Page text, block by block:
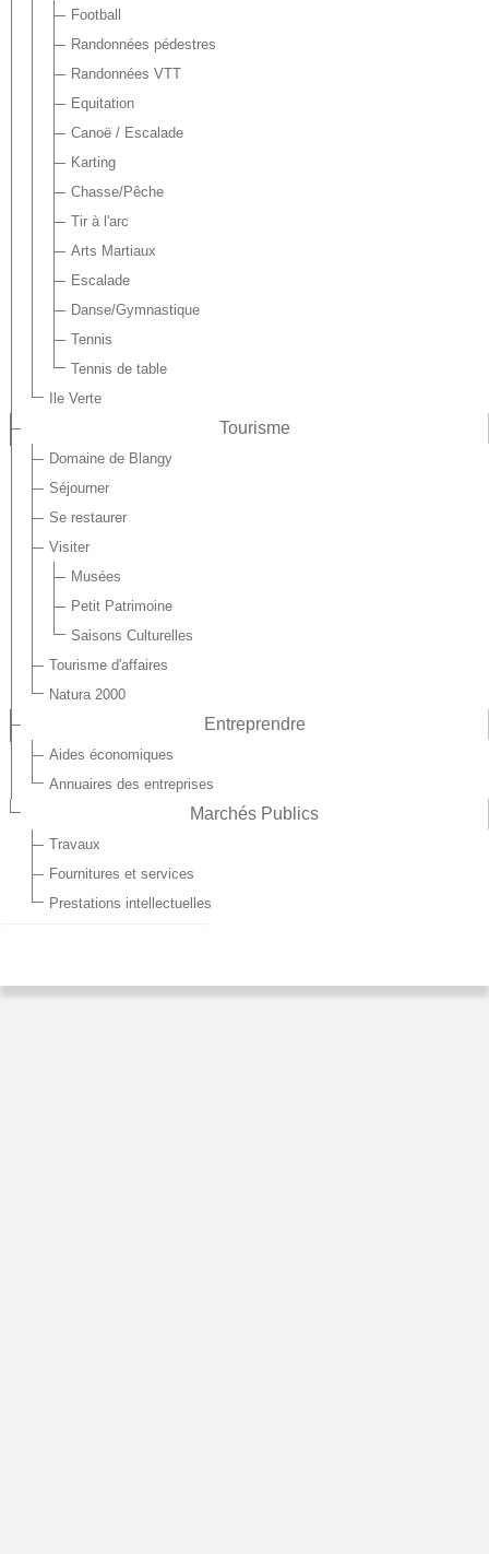
Football
Randonnées pédestres
Randonnées VTT
Equitation
Canoë / Escalade
Karting
Chasse/Pêche
Tir à l'arc
Arts Martiaux
Escalade
Danse/Gymnastique
Tennis
Tennis de table
Ile Verte
Tourisme
Domaine de Blangy
Séjourner
Se restaurer
Visiter
Musées
Petit Patrimoine
Saisons Culturelles
Tourisme d'affaires
Natura 2000
Entreprendre
Aides économiques
Annuaires des entreprises
Marchés Publics
Travaux
Fournitures et services
Prestations intellectuelles